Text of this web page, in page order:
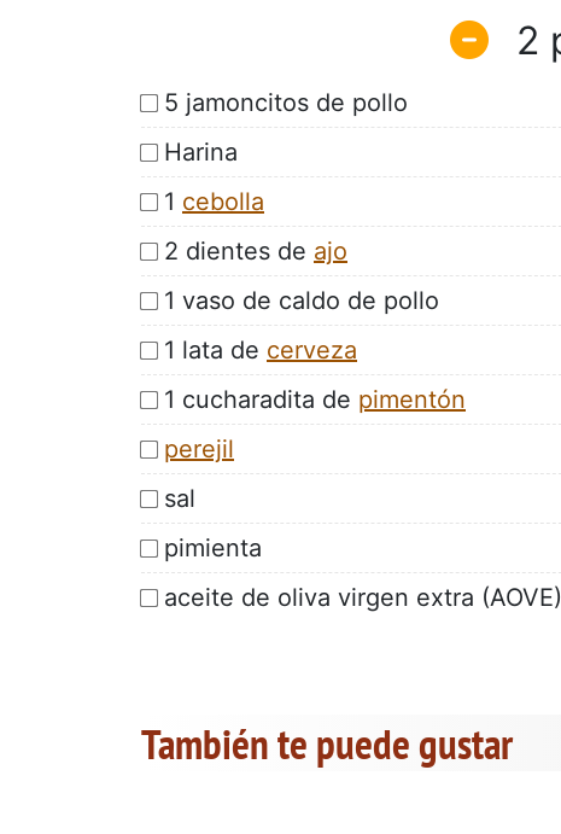
2
5 jamoncitos de pollo
Harina
1 cebolla
2 dientes de ajo
1 vaso de caldo de pollo
1 lata de cerveza
1 cucharadita de pimentón
perejil
sal
pimienta
aceite de oliva virgen extra (AOVE)
También te puede gustar